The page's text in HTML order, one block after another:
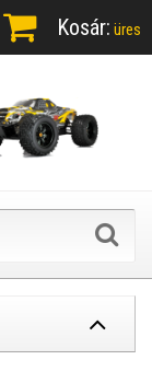
Kosár: üres